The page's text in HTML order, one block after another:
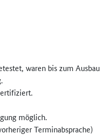
waren bis zum Ausbau
möglich.
Terminabsprache)